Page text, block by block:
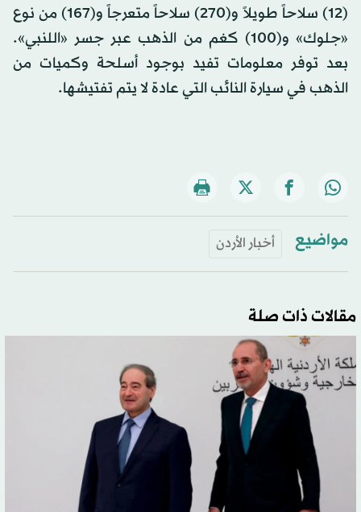
(12) سلاحاً طويلاً و(270) سلاحاً متعرجاً و(167) من نوع
«جلوك» و(100) كغم من الذهب عبر جسر «اللنبي».
بعد توفر معلومات تفيد بوجود أسلحة وكميات من
الذهب في سيارة النائب التي عادة لا يتم تفتيشها.
مواضيع أخبار الأردن
مقالات ذات صلة